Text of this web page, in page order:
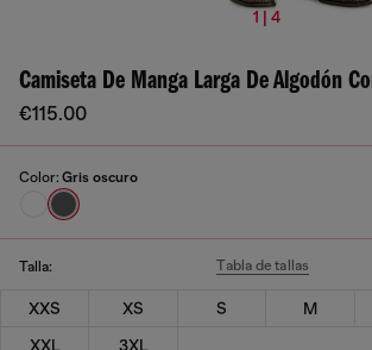
1 | 4
Camiseta De Manga Larga De Algodón
€115.00
Color: Gris oscuro
Talla: Tabla de tallas
XXS XS S M
XXL
3XL